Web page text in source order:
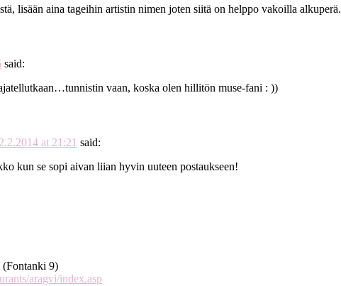
lisään aina tageihin artistin nimen joten siitä on helppo vakoilla alkuperä.
said:
vaan, koska olen hillitön muse-fani : ))
at 21:21 said:
kun se sopi aivan liian hyvin uuteen postaukseen!
(Fontanki 9)
aragvi/index.asp